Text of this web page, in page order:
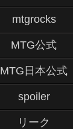
mtgrocks
MTG公式
MTG日本公式
spoiler
リーク